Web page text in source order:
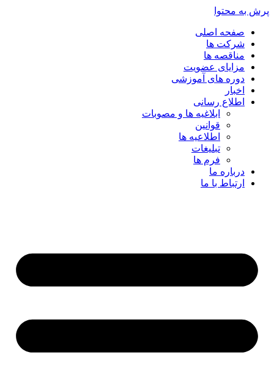
پرش به محتوا
صفحه اصلی
شرکت ها
مناقصه ها
مزایای عضویت
دوره های آموزشی
اخبار
اطلاع رسانی
ابلاغیه ها و مصوبات
قوانین
اطلاعیه ها
تبلیغات
فرم ها
درباره ما
ارتباط با ما